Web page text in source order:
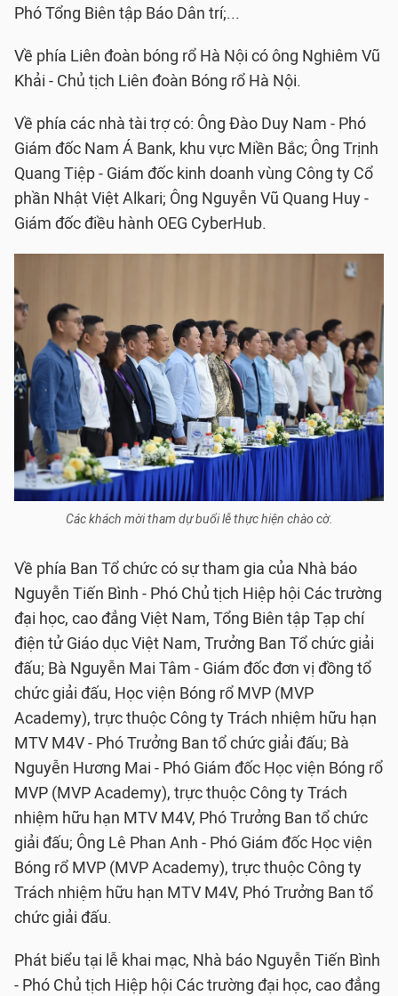
Phó Tổng Biên tập Báo Dân trí;...
Về phía Liên đoàn bóng rổ Hà Nội có ông Nghiêm Vũ
Khải - Chủ tịch Liên đoàn Bóng rổ Hà Nội.
Về phía các nhà tài trợ có: Ông Đào Duy Nam - Phó
Giám đốc Nam Á Bank, khu vực Miền Bắc; Ông Trịnh
Quang Tiệp - Giám đốc kinh doanh vùng Công ty Cổ
phần Nhật Việt Alkari; Ông Nguyễn Vũ Quang Huy -
Giám đốc điều hành OEG CyberHub.
Các khách mời tham dự buổi lễ thực hiện chào cờ.
Về phía Ban Tổ chức có sự tham gia của Nhà báo
Nguyễn Tiến Bình - Phó Chủ tịch Hiệp hội Các trường
đại học, cao đẳng Việt Nam, Tổng Biên tập Tạp chí
điện tử Giáo dục Việt Nam, Trưởng Ban Tổ chức giải
đấu; Bà Nguyễn Mai Tâm - Giám đốc đơn vị đồng tổ
chức giải đấu, Học viện Bóng rổ MVP (MVP
Academy), trực thuộc Công ty Trách nhiệm hữu hạn
MTV M4V - Phó Trưởng Ban tổ chức giải đấu; Bà
Nguyễn Hương Mai - Phó Giám đốc Học viện Bóng rổ
MVP (MVP Academy), trực thuộc Công ty Trách
nhiệm hữu hạn MTV M4V, Phó Trưởng Ban tổ chức
giải đấu; Ông Lê Phan Anh - Phó Giám đốc Học viện
Bóng rổ MVP (MVP Academy), trực thuộc Công ty
Trách nhiệm hữu hạn MTV M4V, Phó Trưởng Ban tổ
chức giải đấu.
Phát biểu tại lễ khai mạc, Nhà báo Nguyễn Tiến Bình
- Phó Chủ tịch Hiệp hội Các trường đại học, cao đẳng